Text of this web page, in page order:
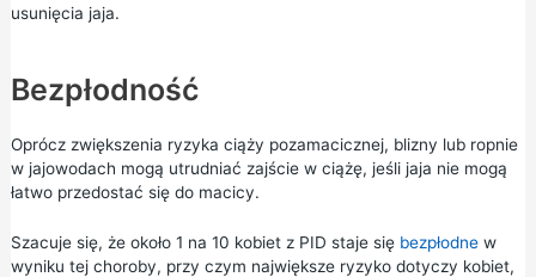
usunięcia jaja.
Bezpłodność
Oprócz zwiększenia ryzyka ciąży pozamacicznej, blizny lub ropnie
w jajowodach mogą utrudniać zajście w ciążę, jeśli jaja nie mogą
łatwo przedostać się do macicy.
Szacuje się, że około 1 na 10 kobiet z PID staje się bezpłodnew
wyniku tej choroby, przy czym największe ryzyko dotyczy kobiet,